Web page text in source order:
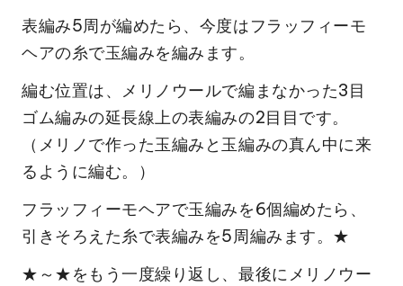
表編み5周が編めたら、今度はフラッフィーモ
ヘアの糸で玉編みを編みます。
編む位置は、メリノウールで編まなかった3目
ゴム編みの延長線上の表編みの2目目です。
（メリノで作った玉編みと玉編みの真ん中に来
るように編む。）
フラッフィーモヘアで玉編みを6個編めたら、
引きそろえた糸で表編みを5周編みます。★
★～★をもう一度繰り返し、最後にメリノウー